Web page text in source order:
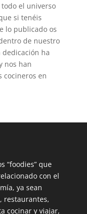
todo el universo
si tenéis
lo publicado os
de nuestro
dedicación ha
nos han
cocineros en
“foodies” que
con el
ya sean
restaurantes,
cocinar y viajar,